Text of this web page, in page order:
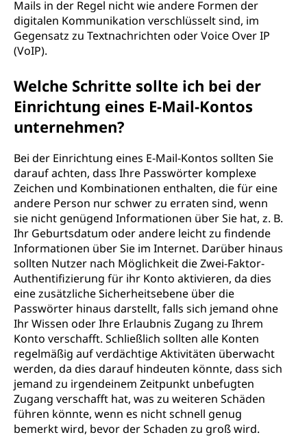
Mails in der Regel nicht wie andere Formen der
digitalen Kommunikation verschlüsselt sind, im
Gegensatz zu Textnachrichten oder Voice Over IP
(VoIP).
Welche Schritte sollte ich bei der
Einrichtung eines E-Mail-Kontos
unternehmen?
Bei der Einrichtung eines E-Mail-Kontos sollten Sie
darauf achten, dass Ihre Passwörter komplexe
Zeichen und Kombinationen enthalten, die für eine
andere Person nur schwer zu erraten sind, wenn
sie nicht genügend Informationen über Sie hat, z. B.
Ihr Geburtsdatum oder andere leicht zu findende
Informationen über Sie im Internet. Darüber hinaus
sollten Nutzer nach Möglichkeit die Zwei-Faktor-
Authentifizierung für ihr Konto aktivieren, da dies
eine zusätzliche Sicherheitsebene über die
Passwörter hinaus darstellt, falls sich jemand ohne
Ihr Wissen oder Ihre Erlaubnis Zugang zu Ihrem
Konto verschafft. Schließlich sollten alle Konten
regelmäßig auf verdächtige Aktivitäten überwacht
werden, da dies darauf hindeuten könnte, dass sich
jemand zu irgendeinem Zeitpunkt unbefugten
Zugang verschafft hat, was zu weiteren Schäden
führen könnte, wenn es nicht schnell genug
bemerkt wird, bevor der Schaden zu groß wird.